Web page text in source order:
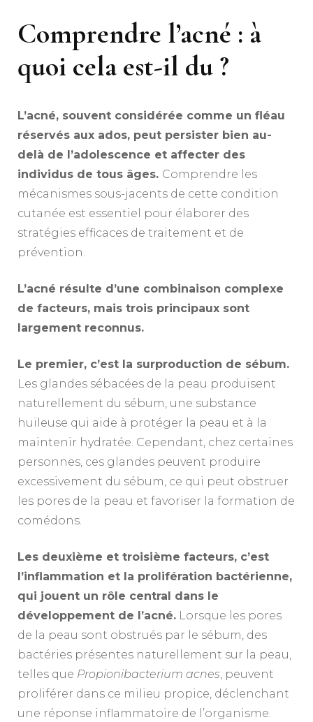
Comprendre l’acné : à
quoi cela est-il du ?
L’acné, souvent considérée comme un fléau
réservés aux ados, peut persister bien au-
delà de l’adolescence et affecter des
individus de tous âges. Comprendre les
mécanismes sous-jacents de cette condition
cutanée est essentiel pour élaborer des
stratégies efficaces de traitement et de
prévention.
L’acné résulte d’une combinaison complexe
de facteurs, mais trois principaux sont
largement reconnus.
Le premier, c’est la surproduction de sébum.
Les glandes sébacées de la peau produisent
naturellement du sébum, une substance
huileuse qui aide à protéger la peau et à la
maintenir hydratée. Cependant, chez certaines
personnes, ces glandes peuvent produire
excessivement du sébum, ce qui peut obstruer
les pores de la peau et favoriser la formation de
comédons.
Les deuxième et troisième facteurs, c’est
l’inflammation et la prolifération bactérienne,
qui jouent un rôle central dans le
développement de l’acné. Lorsque les pores
de la peau sont obstrués par le sébum, des
bactéries présentes naturellement sur la peau,
telles que Propionibacterium acnes, peuvent
proliférer dans ce milieu propice, déclenchant
une réponse inflammatoire de l’organisme.